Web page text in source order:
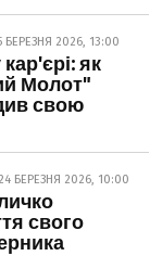
2026, 13:00
як
Молот"
свою
БЕРЕЗНЯ 2026, 10:00
свого